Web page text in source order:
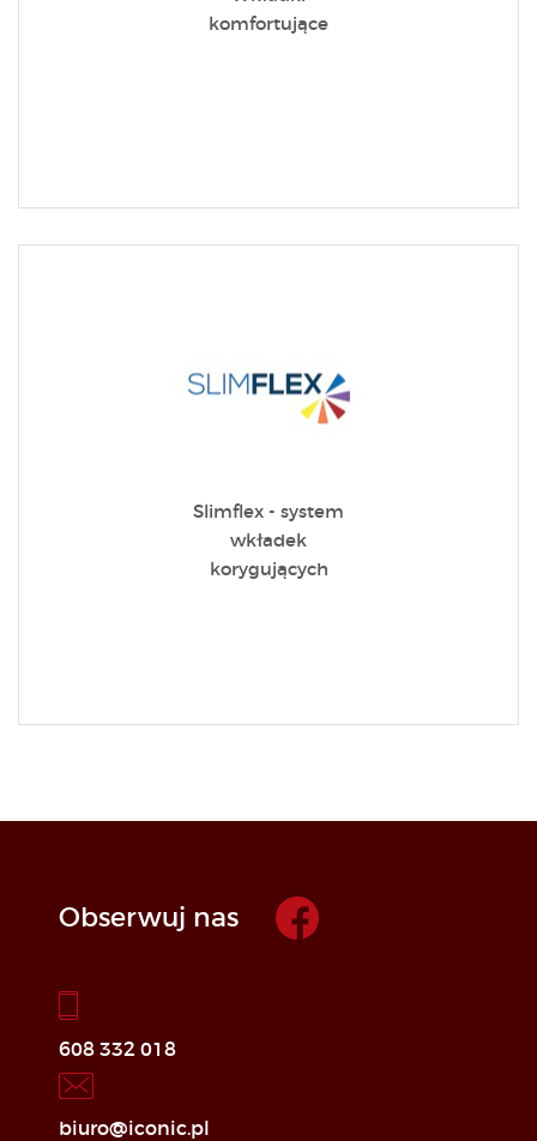
komfortujące
Slimflex - system
wkładek
korygujących
Obserwuj nas
608 332 018
biuro@iconic.pl